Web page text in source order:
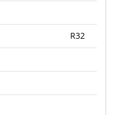
R32